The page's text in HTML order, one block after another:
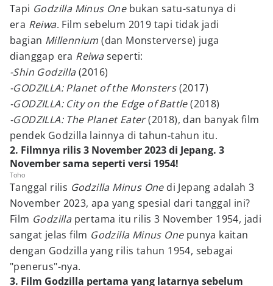
Tapi Godzilla Minus One bukan satu-satunya di
era Reiwa. Film sebelum 2019 tapi tidak jadi
bagian Millennium(dan Monsterverse) juga
dianggap era Reiwaseperti:
-Shin Godzilla(2016)
-GODZILLA: Planet of the Monsters(2017)
-GODZILLA: City on the Edge of Battle(2018)
-GODZILLA: The Planet Eater(2018), dan banyak film
pendek Godzilla lainnya di tahun-tahun itu.
2. Filmnya rilis 3 November 2023 di Jepang. 3
November sama seperti versi 1954!
Toho
Tanggal rilis Godzilla Minus One di Jepang adalah 3
November 2023, apa yang spesial dari tanggal ini?
Film Godzillapertama itu rilis 3 November 1954, jadi
sangat jelas film Godzilla Minus Onepunya kaitan
dengan Godzilla yang rilis tahun 1954, sebagai
"penerus"-nya.
3. Film Godzilla pertama yang latarnya sebelum